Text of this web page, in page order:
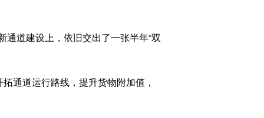
道建设上，依旧交出了一张半年“双
通道运行路线，提升货物附加值，